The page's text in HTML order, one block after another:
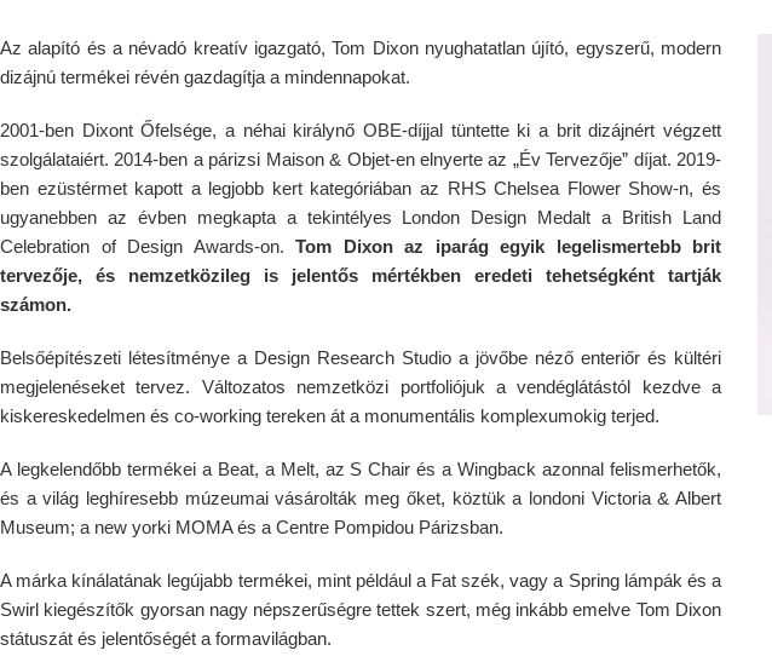
Az alapító és a névadó kreatív igazgató, Tom Dixon nyughatatlan újító, egyszerű, modern
dizájnú termékei révén gazdagítja a mindennapokat.
2001-ben Dixont Őfelsége, a néhai királynő OBE-díjjal tüntette ki a brit dizájnért végzett
szolgálataiért. 2014-ben a párizsi Maison & Objet-en elnyerte az „Év Tervezője” díjat. 2019-
ben ezüstérmet kapott a legjobb kert kategóriában az RHS Chelsea Flower Show-n, és
ugyanebben az évben megkapta a tekintélyes London Design Medalt a British Land
Celebration of Design Awards-on. Tom Dixon az iparág egyik legelismertebb brit
tervezője, és nemzetközileg is jelentős mértékben eredeti tehetségként tartják
számon.
Belsőépítészeti létesítménye a Design Research Studio a jövőbe néző enteriőr és kültéri
megjelenéseket tervez. Változatos nemzetközi portfoliójuk a vendéglátástól kezdve a
kiskereskedelmen és co-working tereken át a monumentális komplexumokig terjed.
A legkelendőbb termékei a Beat, a Melt, az S Chair és a Wingback azonnal felismerhetők,
és a világ leghíresebb múzeumai vásárolták meg őket, köztük a londoni Victoria & Albert
Museum; a new yorki MOMA és a Centre Pompidou Párizsban.
A márka kínálatának legújabb termékei, mint például a Fat szék, vagy a Spring lámpák és a
Swirl kiegészítők gyorsan nagy népszerűségre tettek szert, még inkább emelve Tom Dixon
státuszát és jelentőségét a formavilágban.